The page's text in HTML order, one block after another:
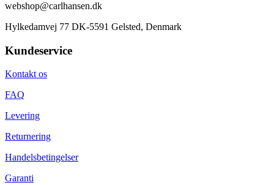
webshop@carlhansen.dk
Hylkedamvej 77 DK-5591 Gelsted, Denmark
Kundeservice
Kontakt os
FAQ
Levering
Returnering
Handelsbetingelser
Garanti